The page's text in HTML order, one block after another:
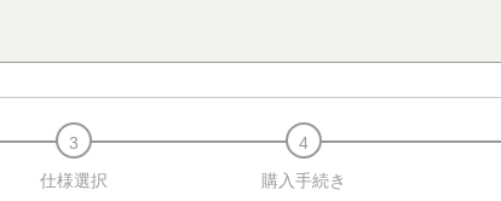
仕様選択 購入手続き